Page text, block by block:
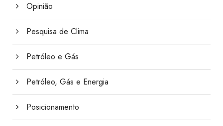
Opinião
Pesquisa de Clima
Petróleo e Gás
Petróleo, Gás e Energia
Posicionamento